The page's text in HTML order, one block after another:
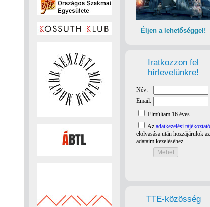
Éljen a lehetőséggel!
Iratkozzon fel
hírlevelünkre!
TTE-közösség